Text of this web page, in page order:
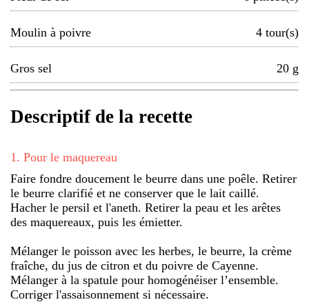
Moulin à poivre 4 tour(s)
Gros sel 20 g
Descriptif de la recette
1 . Pour le maquereau
Faire fondre doucement le beurre dans une poêle. Retirer
le beurre clarifié et ne conserver que le lait caillé.
Hacher le persil et l'aneth. Retirer la peau et les arêtes
des maquereaux, puis les émietter.
Mélanger le poisson avec les herbes, le beurre, la crème
fraîche, du jus de citron et du poivre de Cayenne.
Mélanger à la spatule pour homogénéiser l’ensemble.
Corriger l'assaisonnement si nécessaire.